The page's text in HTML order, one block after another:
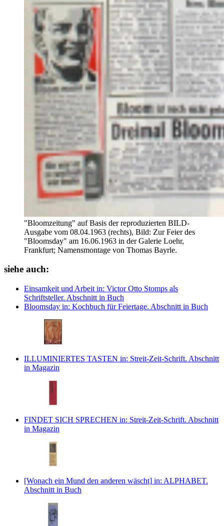
"Bloomzeitung" auf Basis der reproduzierten BILD-
Ausgabe vom 08.04.1963 (rechts), Bild: Zur Feier des
"Bloomsday" am 16.06.1963 in der Galerie Loehr,
Frankfurt; Namensmontage von Thomas Bayrle.
siehe auch:
Einsamkeit und Arbeit in: Victor Otto Stomps als
Schriftsteller. Abschnitt in Buch
Bloomsday in: Kochbuch für Feiertage. Abschnitt in Buch
ILLUMINIERTES TASTEN in: Streit-Zeit-Schrift. Abschnitt
in Magazin
FINDET SICH SPRECHEN in: Streit-Zeit-Schrift. Abschnitt
in Magazin
[Wonach ein Mund den anderen wäscht] in: ALPHABET.
Abschnitt in Buch